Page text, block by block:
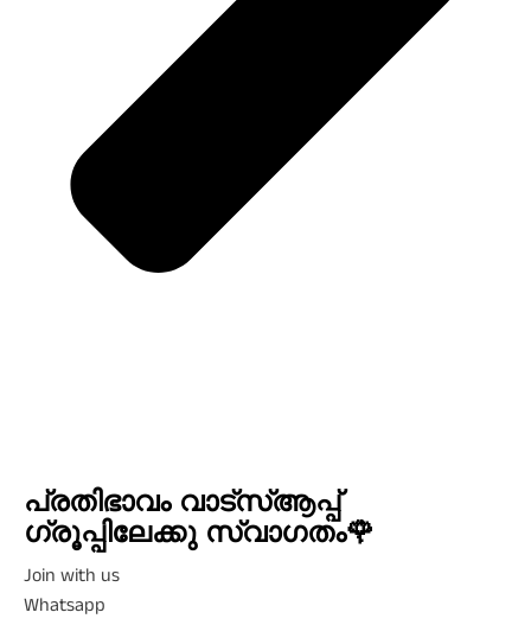
പ്രതിഭാവം വാട്സ്ആപ്പ്
ഗ്രൂപ്പിലേക്കു സ്വാഗതം🌹
Join with us
Whatsapp